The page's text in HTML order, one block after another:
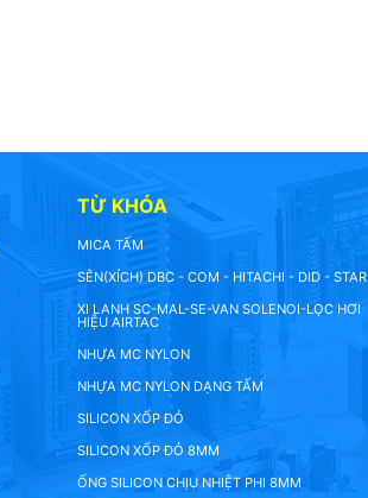
TỪ KHÓA
MICA TẤM
SÊN(XÍCH) DBC - COM - HITACHI - DID - STAR
XI LANH SC-MAL-SE-VAN SOLENOI-LỌC HƠI
HIỆU AIRTAC
NHỰA MC NYLON
NHỰA MC NYLON DẠNG TẤM
SILICON XỐP ĐỎ
SILICON XỐP ĐỎ 8MM
ỐNG SILICON CHỊU NHIỆT PHI 8MM